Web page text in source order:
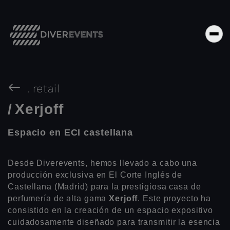
. retail
/ Xerjoff
Espacio en ECI castellana
Desde Diverevents, hemos llevado a cabo una
producción exclusiva en El Corte Inglés de
Castellana (Madrid) para la prestigiosa casa de
perfumería de alta gamaXerjoff. Este proyecto ha
consistido en la creación de un espacio expositivo
cuidadosamente diseñado para transmitir la esencia